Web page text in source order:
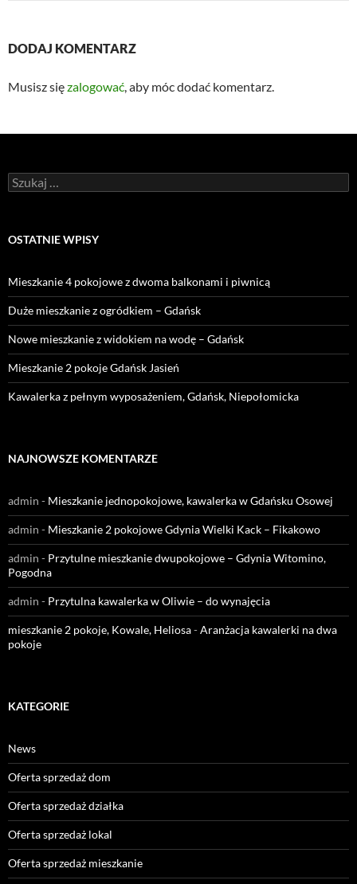
DODAJ KOMENTARZ
Musisz sięzalogować, aby móc dodać komentarz.
Szukaj:
OSTATNIE WPISY
Mieszkanie 4 pokojowe z dwoma balkonami i piwnicą
Duże mieszkanie z ogródkiem – Gdańsk
Nowe mieszkanie z widokiem na wodę – Gdańsk
Mieszkanie 2 pokoje Gdańsk Jasień
Kawalerka z pełnym wyposażeniem, Gdańsk, Niepołomicka
NAJNOWSZE KOMENTARZE
admin - Mieszkanie jednopokojowe, kawalerka w Gdańsku Osowej
admin - Mieszkanie 2 pokojowe Gdynia Wielki Kack – Fikakowo
admin - Przytulne mieszkanie dwupokojowe – Gdynia Witomino,
Pogodna
admin - Przytulna kawalerka w Oliwie – do wynajęcia
mieszkanie 2 pokoje, Kowale, Heliosa-Aranżacja kawalerki na dwa
pokoje
KATEGORIE
News
Oferta sprzedaż dom
Oferta sprzedaż działka
Oferta sprzedaż lokal
Oferta sprzedaż mieszkanie